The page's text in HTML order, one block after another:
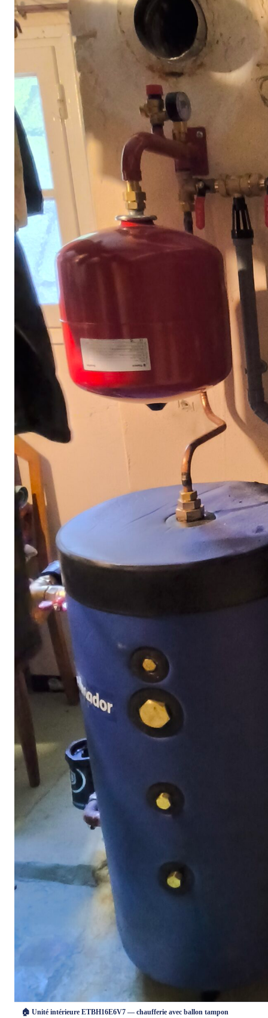
🏠 Unité intérieure ETBH16E6V7 — chaufferie avec ballon tampon